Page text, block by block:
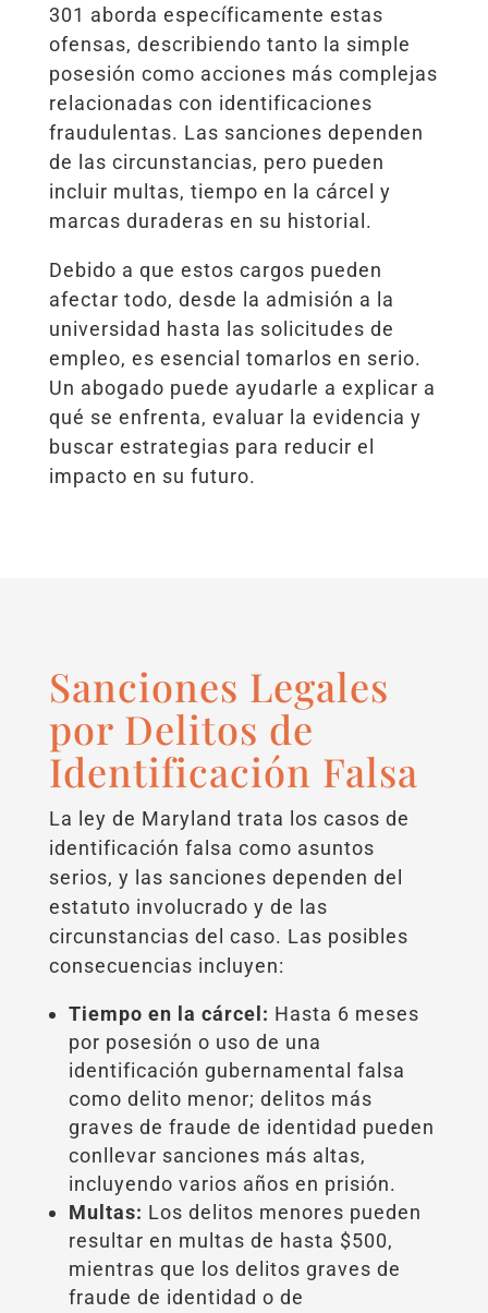
301 aborda específicamente estas
ofensas, describiendo tanto la simple
posesión como acciones más complejas
relacionadas con identificaciones
fraudulentas. Las sanciones dependen
de las circunstancias, pero pueden
incluir multas, tiempo en la cárcel y
marcas duraderas en su historial.
Debido a que estos cargos pueden
afectar todo, desde la admisión a la
universidad hasta las solicitudes de
empleo, es esencial tomarlos en serio.
Un abogado puede ayudarle a explicar a
qué se enfrenta, evaluar la evidencia y
buscar estrategias para reducir el
impacto en su futuro.
Sanciones Legales
por Delitos de
Identificación Falsa
La ley de Maryland trata los casos de
identificación falsa como asuntos
serios, y las sanciones dependen del
estatuto involucrado y de las
circunstancias del caso. Las posibles
consecuencias incluyen:
Tiempo en la cárcel: Hasta 6 meses
por posesión o uso de una
identificación gubernamental falsa
como delito menor; delitos más
graves de fraude de identidad pueden
conllevar sanciones más altas,
incluyendo varios años en prisión.
Multas: Los delitos menores pueden
resultar en multas de hasta $500,
mientras que los delitos graves de
fraude de identidad o de